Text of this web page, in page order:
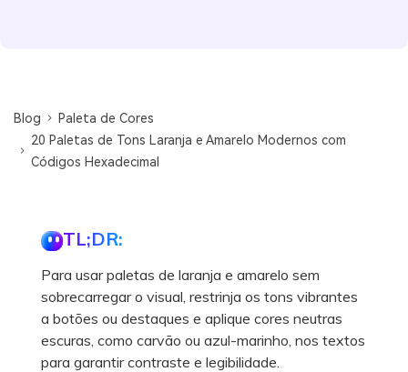
Blog
Paleta de Cores
20 Paletas de Tons Laranja e Amarelo Modernos com
Códigos Hexadecimal
TL;DR:
Para usar paletas de laranja e amarelo sem
sobrecarregar o visual, restrinja os tons vibrantes
a botões ou destaques e aplique cores neutras
escuras, como carvão ou azul-marinho, nos textos
para garantir contraste e legibilidade.